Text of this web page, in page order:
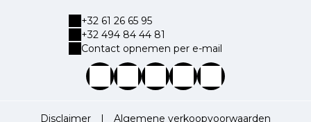
+32 61 26 65 95
+32 494 84 44 81
Contact opnemen per e-mail
Disclaimer | Algemene verkoopvoorwaarden